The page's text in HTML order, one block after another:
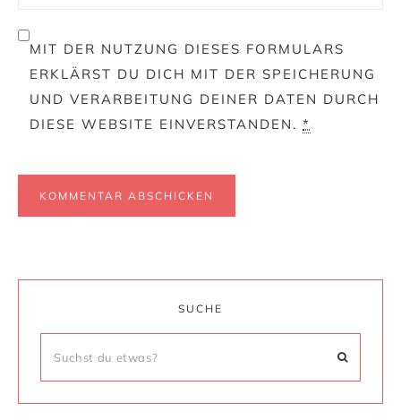
MIT DER NUTZUNG DIESES FORMULARS
ERKLÄRST DU DICH MIT DER SPEICHERUNG
UND VERARBEITUNG DEINER DATEN DURCH
DIESE WEBSITE EINVERSTANDEN. *
SUCHE